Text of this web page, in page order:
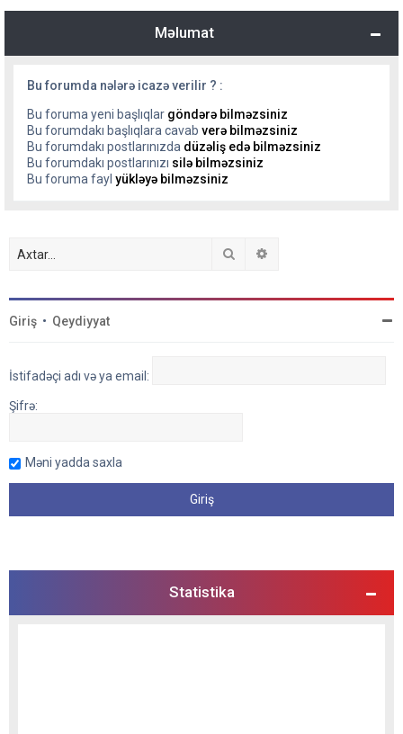
Məlumat
Bu forumda nələrə icazə verilir ? :
Bu foruma yeni başlıqlar göndərə bilməzsiniz
Bu forumdakı başlıqlara cavab verə bilməzsiniz
Bu forumdakı postlarınızda düzəliş edə bilməzsiniz
Bu forumdakı postlarınızı silə bilməzsiniz
Bu foruma fayl yükləyə bilməzsiniz
Axtar
Giriş • Qeydiyyat
İstifadəçi adı və ya email:
Şifrə:
Məni yadda saxla
Statistika